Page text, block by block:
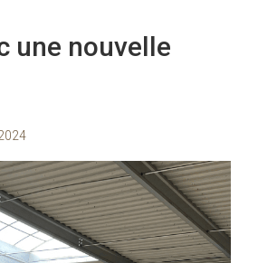
une nouvelle